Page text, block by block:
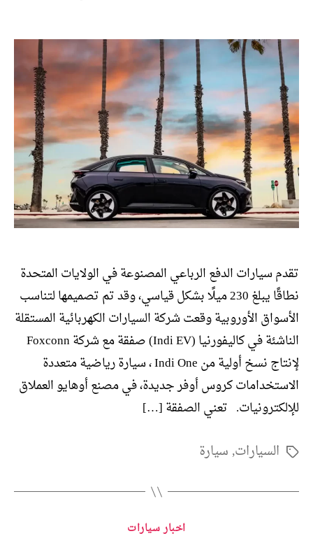
تقدم سيارات الدفع الرباعي المصنوعة في الولايات المتحدة
نطاقًا يبلغ 230 ميلًا بشكل قياسي، وقد تم تصميمها لتناسب
الأسواق الأوروبية وقعت شركة السيارات الكهربائية المستقلة
الناشئة في كاليفورنيا (Indi EV) صفقة مع شركة Foxconn
لإنتاج نسخ أولية من Indi One ، سيارة رياضية متعددة
الاستخدامات كروس أوفر جديدة، في مصنع أوهايو العملاق
للإلكترونيات. تعني الصفقة […]
الوسومالسيارات,سيارة
التصنيفات
اخبار سيارات